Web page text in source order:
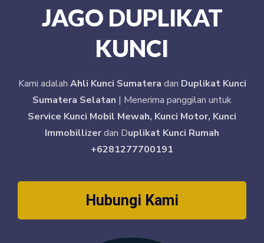
JAGO DUPLIKAT
KUNCI
Kami adalah Ahli Kunci Sumatera dan Duplikat Kunci
Sumatera Selatan | Menerima panggilan untuk
Service Kunci Mobil Mewah, Kunci Motor, Kunci
Immobillizerdan Duplikat Kunci Rumah
+6281277700191
Hubungi Kami